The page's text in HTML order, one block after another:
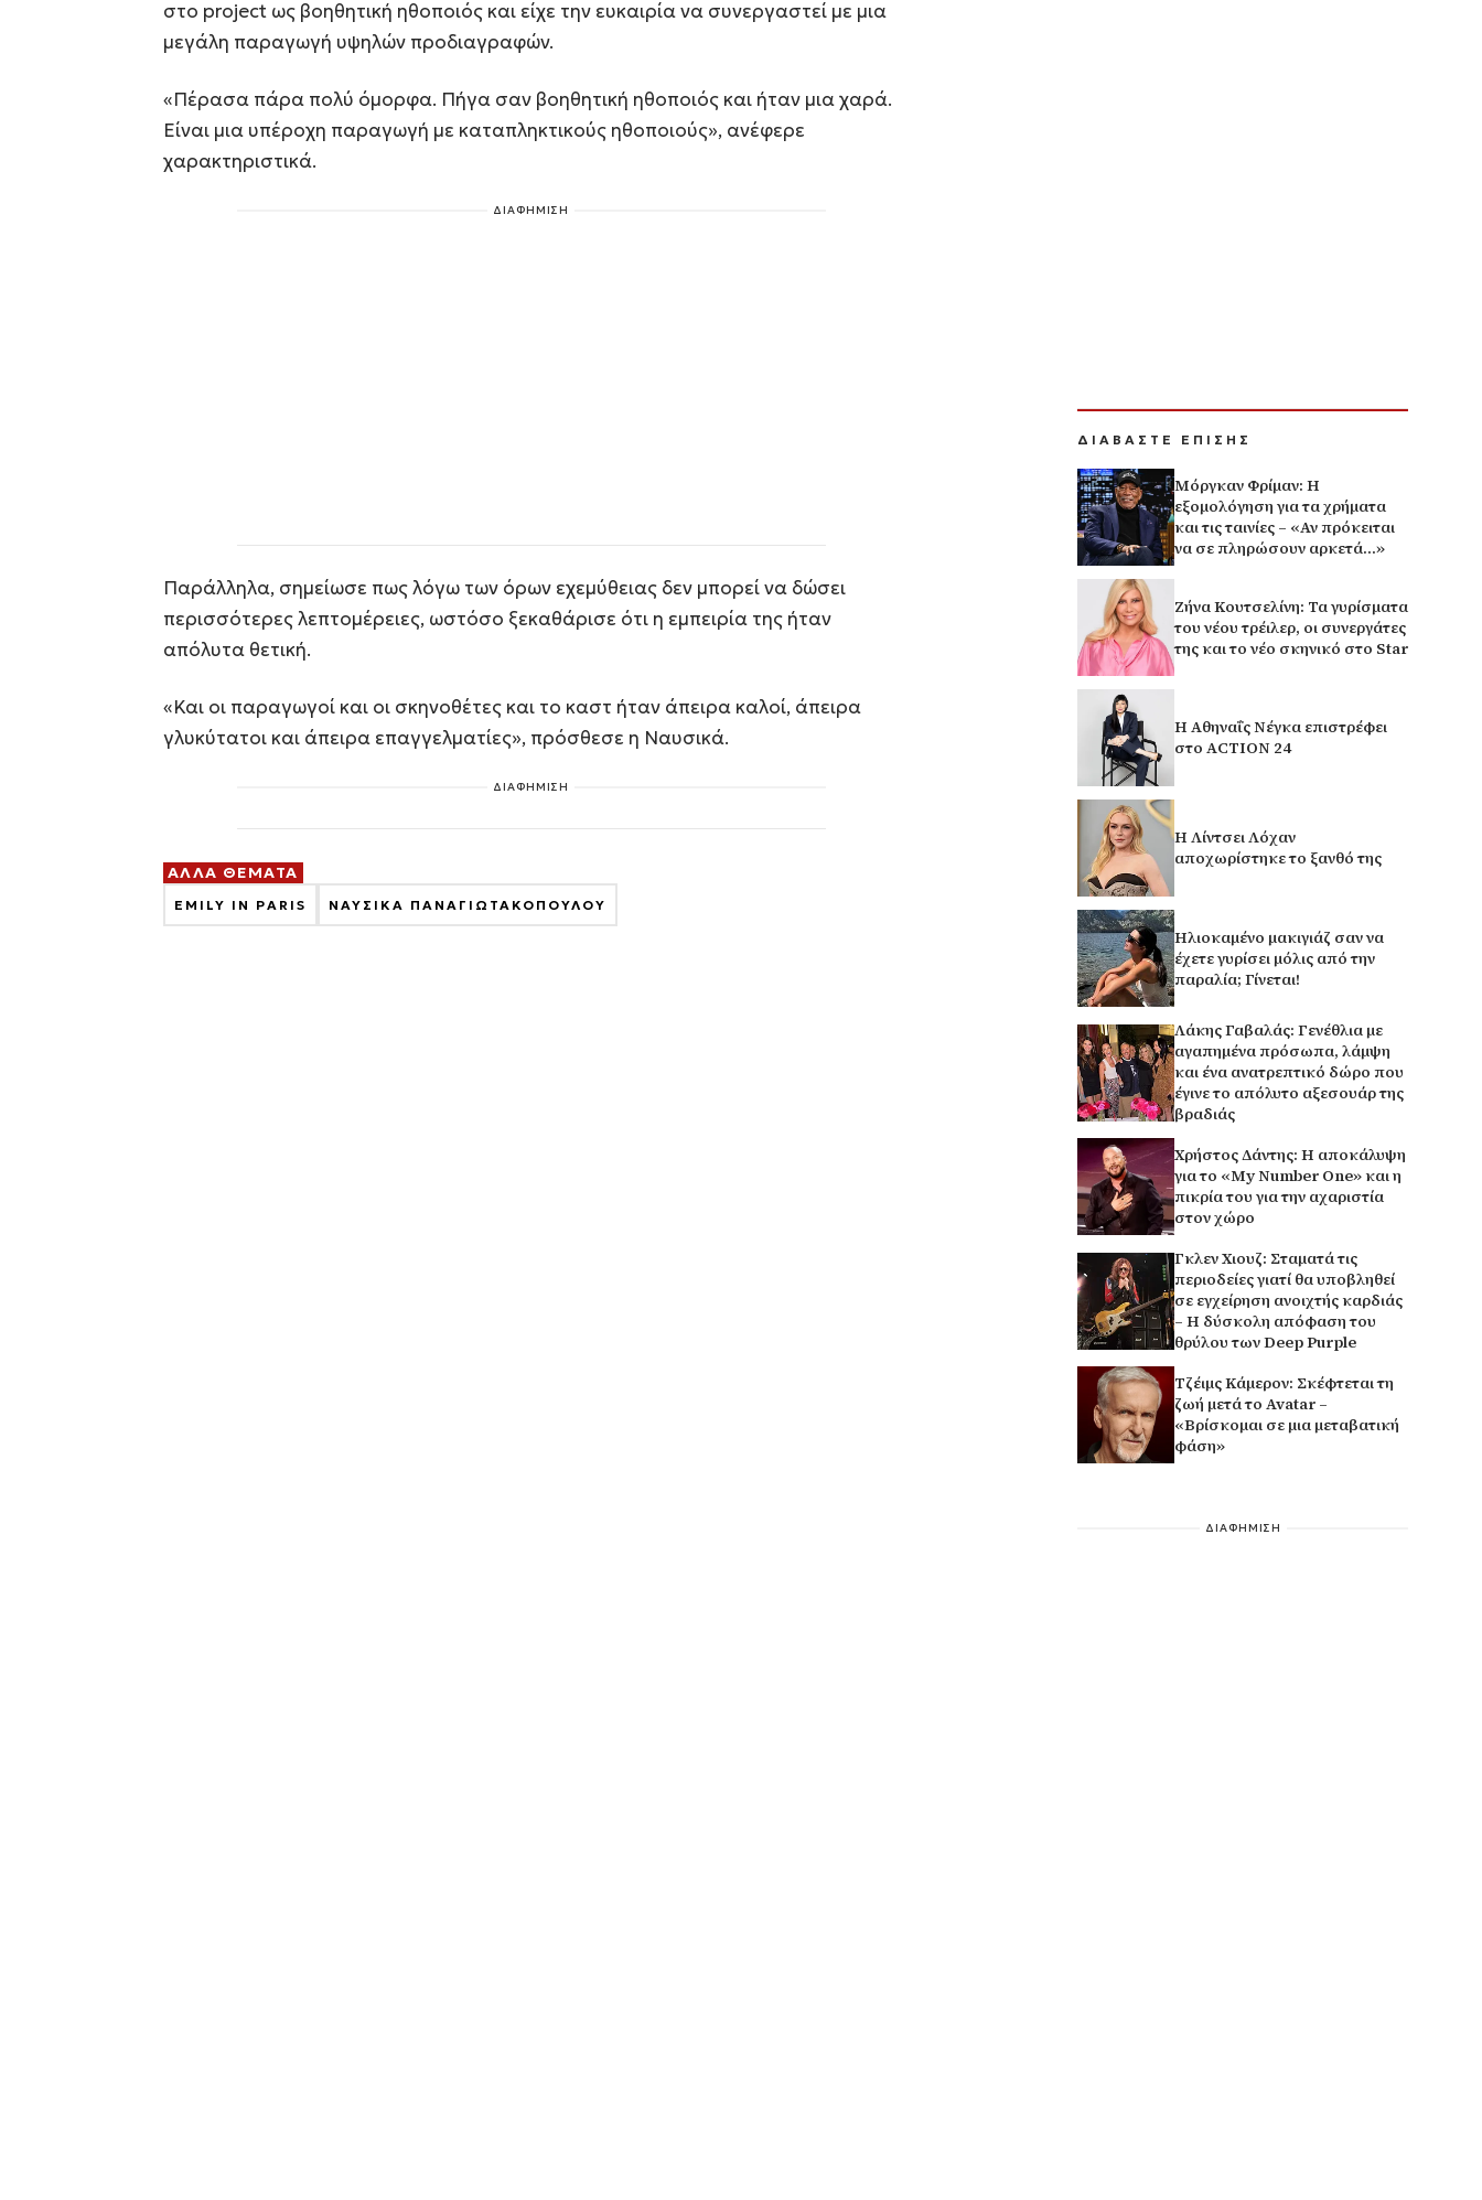
στο project ως βοηθητική ηθοποιός και είχε την ευκαιρία να συνεργαστεί με μια
μεγάλη παραγωγή υψηλών προδιαγραφών.
«Πέρασα πάρα πολύ όμορφα. Πήγα σαν βοηθητική ηθοποιός και ήταν μια χαρά.
Είναι μια υπέροχη παραγωγή με καταπληκτικούς ηθοποιούς», ανέφερε
χαρακτηριστικά.
ΔΙΑΦΗΜΙΣΗ
Παράλληλα, σημείωσε πως λόγω των όρων εχεμύθειας δεν μπορεί να δώσει
περισσότερες λεπτομέρειες, ωστόσο ξεκαθάρισε ότι η εμπειρία της ήταν
απόλυτα θετική.
«Και οι παραγωγοί και οι σκηνοθέτες και το καστ ήταν άπειρα καλοί, άπειρα
γλυκύτατοι και άπειρα επαγγελματίες», πρόσθεσε η Ναυσικά.
ΔΙΑΦΗΜΙΣΗ
ΑΛΛΑ ΘΕΜΑΤΑ
EMILY IN PARIS ΝΑΥΣΙΚΑ ΠΑΝΑΓΙΩΤΑΚΟΠΟΥΛΟΥ
ΔΙΑΒΑΣΤΕ ΕΠΙΣΗΣ
Μόργκαν Φρίμαν: Η
εξομολόγηση για τα χρήματα
και τις ταινίες – «Αν πρόκειται
να σε πληρώσουν αρκετά…»
Ζήνα Κουτσελίνη: Τα γυρίσματα
του νέου τρέιλερ, οι συνεργάτες
της και το νέο σκηνικό στο Star
Η Αθηναΐς Νέγκα επιστρέφει
στο ACTION 24
Η Λίντσει Λόχαν
αποχωρίστηκε το ξανθό της
Ηλιοκαμένο μακιγιάζ σαν να
έχετε γυρίσει μόλις από την
παραλία; Γίνεται!
Λάκης Γαβαλάς: Γενέθλια με
αγαπημένα πρόσωπα, λάμψη
και ένα ανατρεπτικό δώρο που
έγινε το απόλυτο αξεσουάρ της
βραδιάς
Χρήστος Δάντης: Η αποκάλυψη
για το «My Number One» και η
πικρία του για την αχαριστία
στον χώρο
Γκλεν Χιουζ: Σταματά τις
περιοδείες γιατί θα υποβληθεί
σε εγχείρηση ανοιχτής καρδιάς
– Η δύσκολη απόφαση του
θρύλου των Deep Purple
Τζέιμς Κάμερον: Σκέφτεται τη
ζωή μετά το Avatar –
«Βρίσκομαι σε μια μεταβατική
φάση»
ΔΙΑΦΗΜΙΣΗ